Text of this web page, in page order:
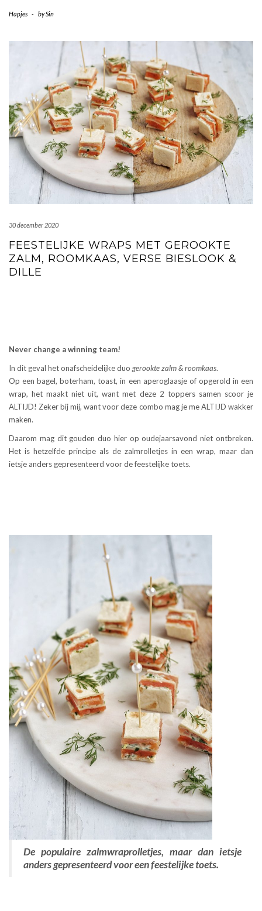
Hapjes - bySin
30 december 2020
FEESTELIJKE WRAPS MET GEROOKTE
ZALM, ROOMKAAS, VERSE BIESLOOK &
DILLE
Never change a winning team!
In dit geval het onafscheidelijke duo gerookte zalm & roomkaas.
Op een bagel, boterham, toast, in een aperoglaasje of opgerold in een
wrap, het maakt niet uit, want met deze 2 toppers samen scoor je
ALTIJD! Zeker bij mij, want voor deze combo mag je me ALTIJD wakker
maken.
Daarom mag dit gouden duo hier op oudejaarsavond niet ontbreken.
Het is hetzelfde principe als de zalmrolletjes in een wrap, maar dan
ietsje anders gepresenteerd voor de feestelijke toets.
De populaire zalmwraprolletjes, maar dan ietsje
anders gepresenteerd voor een feestelijke toets.